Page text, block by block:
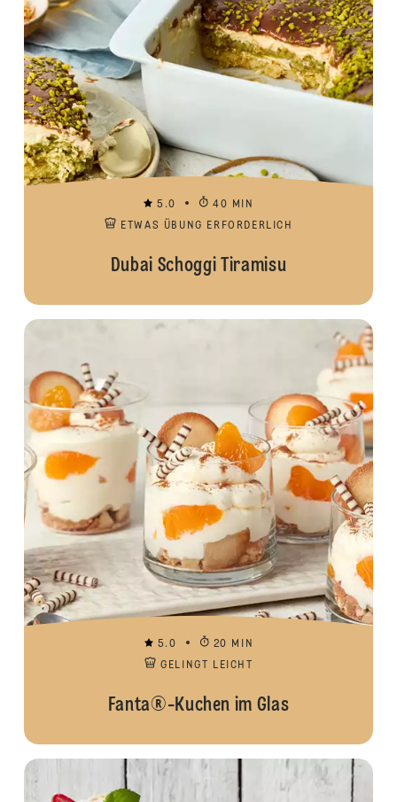
5.0
40 MIN
ETWAS ÜBUNG ERFORDERLICH
Dubai Schoggi Tiramisu
5.0
20 MIN
GELINGT LEICHT
Fanta®-Kuchen im Glas